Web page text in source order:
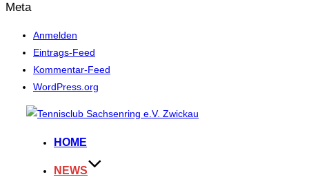
Meta
Anmelden
Eintrags-Feed
Kommentar-Feed
WordPress.org
HOME
NEWS